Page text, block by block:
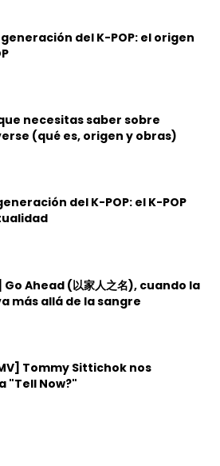
del K-POP: el origen
necesitas saber sobre
(qué es, origen y obras)
del K-POP: el K-POP
Go Ahead (以家人之名), cuando la
más allá de la sangre
Tommy Sittichok nos
"Tell Now?"